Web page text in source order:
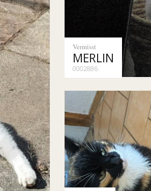
Vermisst
MERLIN
0002886